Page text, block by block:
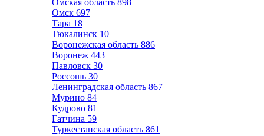
Омская область 898
Омск 697
Тара 18
Тюкалинск 10
Воронежская область 886
Воронеж 443
Павловск 30
Россошь 30
Ленинградская область 867
Мурино 84
Кудрово 81
Гатчина 59
Туркестанская область 861